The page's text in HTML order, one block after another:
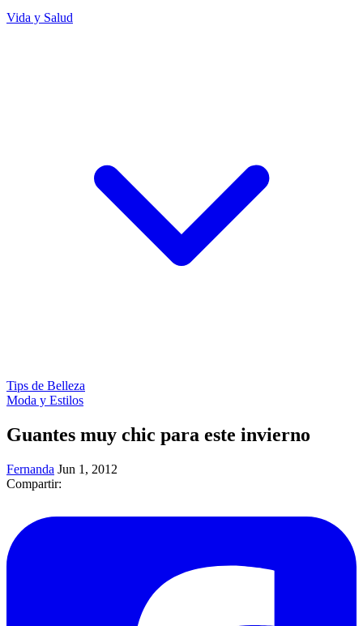
Vida y Salud
Tips de Belleza
Moda y Estilos
Guantes muy chic para este invierno
Fernanda Jun 1, 2012
Compartir: